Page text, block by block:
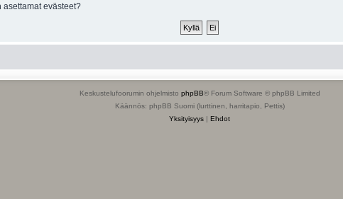
evästeet?
Keskustelufoorumin ohjelmisto phpBB® Forum Software © phpBB Limited
Käännös: phpBB Suomi (lurttinen, harritapio, Pettis)
Yksityisyys | Ehdot